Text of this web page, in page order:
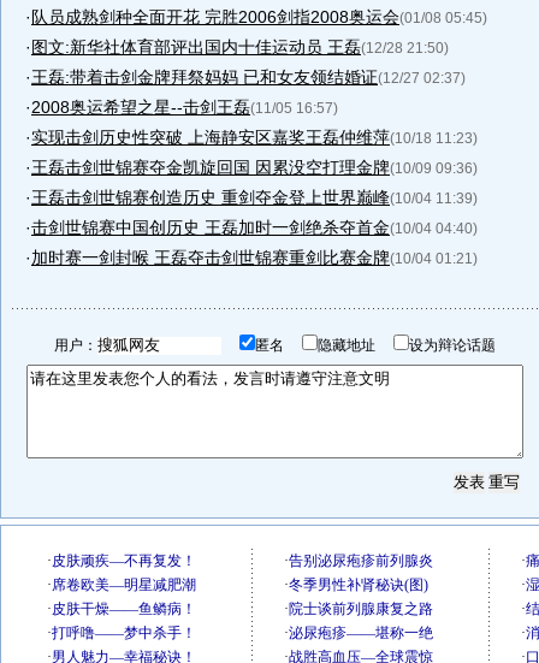
·队员成熟剑种全面开花 完胜2006剑指2008奥运会(01/08 05:45)
·图文:新华社体育部评出国内十佳运动员 王磊(12/28 21:50)
·王磊:带着击剑金牌拜祭妈妈 已和女友领结婚证(12/27 02:37)
·2008奥运希望之星--击剑王磊(11/05 16:57)
·实现击剑历史性突破 上海静安区嘉奖王磊仲维萍(10/18 11:23)
·王磊击剑世锦赛夺金凯旋回国 因累没空打理金牌(10/09 09:36)
·王磊击剑世锦赛创造历史 重剑夺金登上世界巅峰(10/04 11:39)
·击剑世锦赛中国创历史 王磊加时一剑绝杀夺首金(10/04 04:40)
·加时赛一剑封喉 王磊夺击剑世锦赛重剑比赛金牌(10/04 01:21)
用户： 匿名 隐藏地址 设为辩论话题